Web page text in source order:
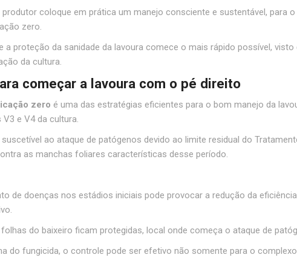
coloque em prática um manejo consciente e sustentável, para
zero.
proteção da sanidade da lavoura comece o mais rápido possível,
da cultura.
começar a lavoura com o pé direito
zero é uma das estratégias eficientes para o bom manejo da
e V4 da cultura.
ao ataque de patógenos devido ao limite residual do
as manchas foliares características desse período.
de doenças nos estádios iniciais pode provocar a redução da
do baixeiro ficam protegidas, local onde começa o ataque de
do fungicida, o controle pode ser efetivo não somente para o